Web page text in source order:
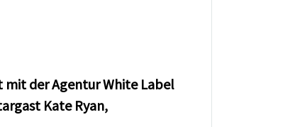
mit der Agentur White Label
Kate Ryan,